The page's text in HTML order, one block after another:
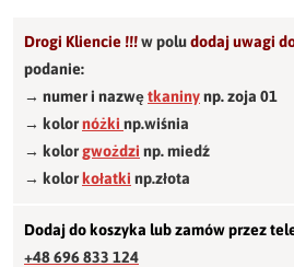
Drogi Kliencie !!!w poludodaj uwagi
podanie:
→ numer i nazwętkaninynp. zoja 01
→ kolornóżki np.wiśnia
→ kolorgwożdzi np. miedź
→ kolorkołatki np.złota
Dodaj do koszyka lub zamów przez
+48 696 833 124